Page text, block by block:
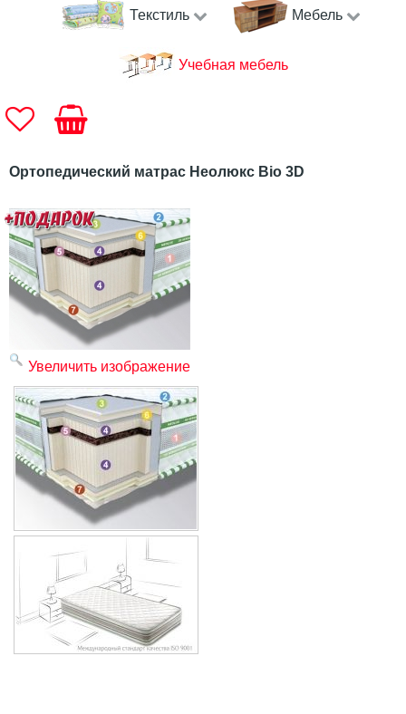
Текстиль Мебель
Учебная мебель
Ортопедический матрас Неолюкс Bio 3D
Увеличить изображение